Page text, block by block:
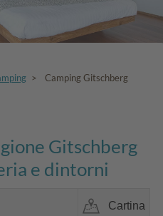
> Camping Gitschberg
Gitschberg
e dintorni
Cartina